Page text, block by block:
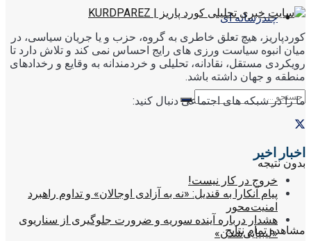
چندرسانه ای
بدون نتیجه
مشاهده تمام نتایج
کوردپاریز، هیچ تعلق خاطری به گروه، حزب و یا جریان سیاسی، در
میان انبوه سیاست ورزی های رایج احساس نمی کند و تلاش دارد تا
رویکردی مستقل، نقادانه، تحلیلی و خردمندانه به وقایع و رخدادهای
منطقه و جهان داشته باشد.
ما را در شبکه های اجتماعی دنبال کنید:
اخبار اخیر
خروج در کار نیست!
پیام آنکارا به قندیل: «نه به آزادی اوجالان» و تداوم راهبرد
امنیت‌محور
هشدار درباره آینده سوریه و ضرورت جلوگیری از سناریوی
«لیبیایی‌شدن»